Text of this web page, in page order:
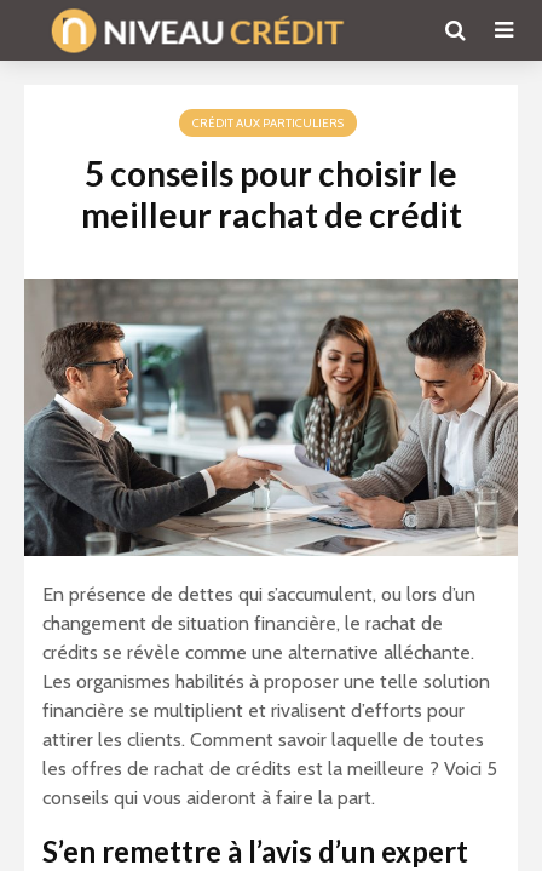
CRÉDIT AUX PARTICULIERS
5 conseils pour choisir le
meilleur rachat de crédit
En présence de dettes qui s’accumulent, ou lors d’un
changement de situation financière, le rachat de
crédits se révèle comme une alternative alléchante.
Les organismes habilités à proposer une telle solution
financière se multiplient et rivalisent d’efforts pour
attirer les clients. Comment savoir laquelle de toutes
les offres de rachat de crédits est la meilleure ? Voici 5
conseils qui vous aideront à faire la part.
S’en remettre à l’avis d’un expert